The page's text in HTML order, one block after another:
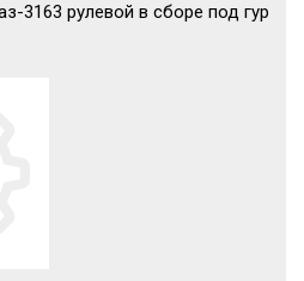
3163 рулевой в сборе под гур